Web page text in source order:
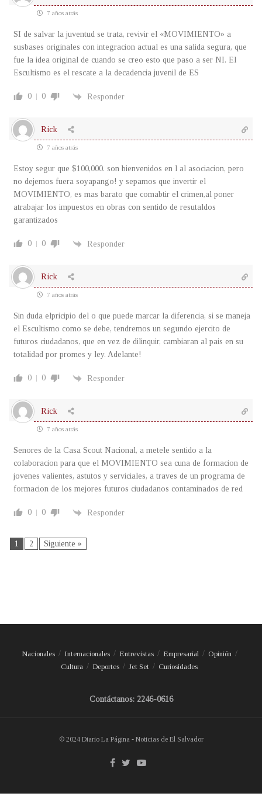
7 años atrás
SI de salvar la juventud se trata, revivir el «MOVIMIENTO» a
susbases originales con integracion actual es una salida segura, que
fue la idea original de cuando se creo esto que paso a ser NI. El
Escultismo es el rescate a la decadencia juvenil de ES
0 0 Responder
Rick
7 años atrás
Estoy segur que $100,000. son bienvenidos en l al asociacion, pero
no dejemos fuera soyapango! y sepamos que invertir el
MOVIMIENTO, es mas barato que comabtir el crimen,al poner
atrabajar los impuestos en obras con sentido de resutaldos
garantizados
0 0 Responder
Rick
7 años atrás
Sin duda elpricipio del o que puede marcar la diferencia, si se maneja
el Escultismo como se debe, tendremos un segundo ejercito de
futuros ciudadanos, que en vez de dilinquir, cambiaran al pais en su
totalidad por promes y ley. Adelante!
0 0 Responder
Rick
7 años atrás
Senores de la Casa Scout Nacional, a metele sentido a la
colaboracion para que el MOVIMIENTO sea cuna de formacion de
jovenes valientes, astutos y serviciales, a traves de un programa de
formacion de los mejores futuros ciudadanos contaminados de red
0 0 Responder
1 2 Siguiente »
Nacionales Internacionales Entrevistas Empresarial
Opinión
Cultura
Deportes Jet Set Curiosidades
Contáctanos: 2246-0616
© 2024 Diario La Página - Noticias de El Salvador